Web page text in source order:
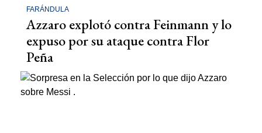
FARÁNDULA
Azzaro explotó contra Feinmann y lo
expuso por su ataque contra Flor
Peña